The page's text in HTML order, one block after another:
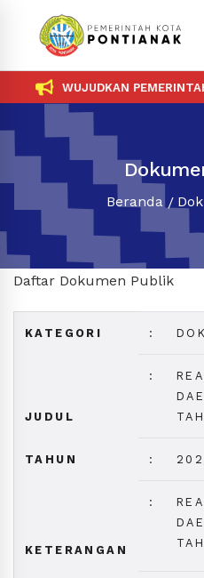
WUJUDKAN PEMERINTAH
Beranda
Daftar Dokumen Publik
KATEGORI :
JUDUL
:
TAHUN :
KETERANGAN
: